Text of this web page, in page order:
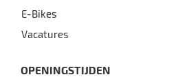
E-Bikes
Vacatures
OPENINGSTIJDEN